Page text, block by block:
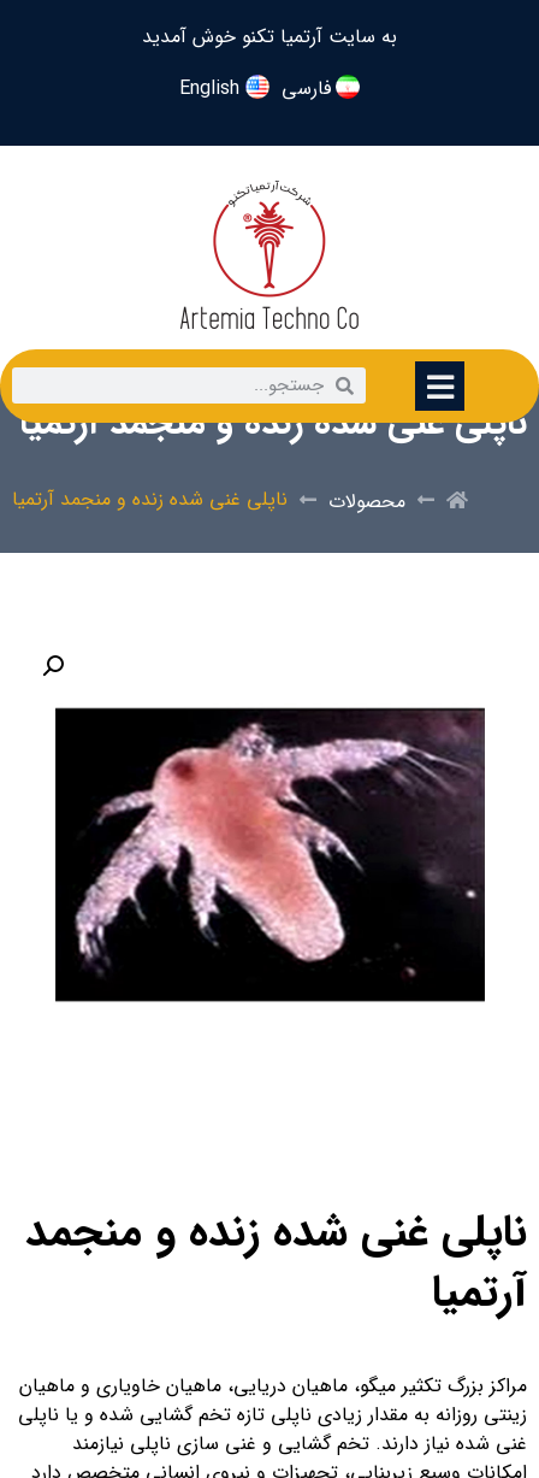
به سایت آرتمیا تکنو خوش آمدید
فارسی
English
ناپلی غنی شده زنده و منجمد آرتمیا
محصولات ناپلی غنی شده زنده و منجمد آرتمیا
ناپلی غنی شده زنده و منجمد
آرتمیا
مراکز بزرگ تکثیر میگو، ماهیان دریایی، ماهیان خاویاری و ماهیان
زینتی روزانه به مقدار زیادی ناپلی تازه تخم گشایی شده و یا ناپلی
غنی شده نیاز دارند. تخم گشایی و غنی سازی ناپلی نیازمند